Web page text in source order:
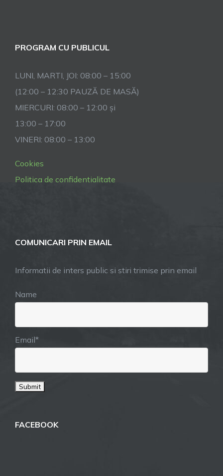
PROGRAM CU PUBLICUL
LUNI, MARTI, JOI: 08:00 – 15:00
(12:00 – 12:30 PAUZĂ DE MASĂ)
MIERCURI: 08:00 – 12:00 și
13:00 – 17:00
VINERI: 08:00 – 13:00
Cookies
Politica de confidentialitate
COMUNICARI PRIN EMAIL
Informatii de inters public si stiri trimise prin email
Name
Email*
FACEBOOK